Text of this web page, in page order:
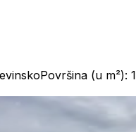
Površina (u m²): 1